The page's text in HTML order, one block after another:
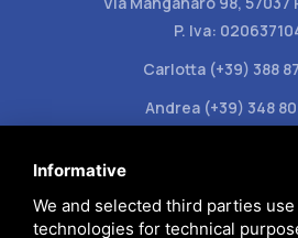
P. Iva:
Carlotta (+39) 388
Andrea (+39) 348 80
Informative
We and selected third parties
technologies for technical